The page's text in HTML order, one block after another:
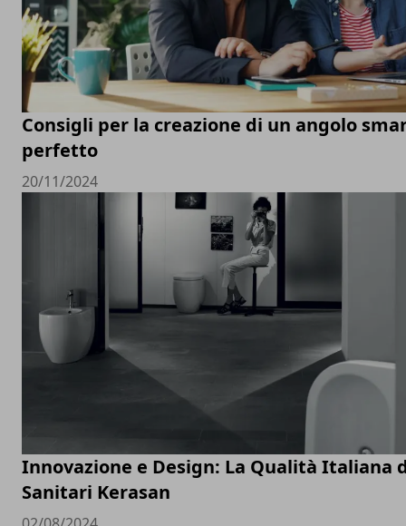
Consigli per la creazione di un angolo
perfetto
20/11/2024
Innovazione e Design: La Qualità Italiana
Sanitari Kerasan